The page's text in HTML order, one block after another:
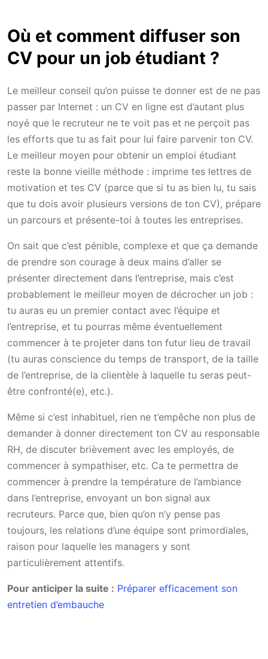
Où et comment diffuser son
CV pour un job étudiant ?
Le meilleur conseil qu’on puisse te donner est de ne pas
passer par Internet : un CV en ligne est d’autant plus
noyé que le recruteur ne te voit pas et ne perçoit pas
les efforts que tu as fait pour lui faire parvenir ton CV.
Le meilleur moyen pour obtenir un emploi étudiant
reste la bonne vieille méthode : imprime tes lettres de
motivation et tes CV (parce que si tu as bien lu, tu sais
que tu dois avoir plusieurs versions de ton CV), prépare
un parcours et présente-toi à toutes les entreprises.
On sait que c’est pénible, complexe et que ça demande
de prendre son courage à deux mains d’aller se
présenter directement dans l’entreprise, mais c’est
probablement le meilleur moyen de décrocher un job :
tu auras eu un premier contact avec l’équipe et
l’entreprise, et tu pourras même éventuellement
commencer à te projeter dans ton futur lieu de travail
(tu auras conscience du temps de transport, de la taille
de l’entreprise, de la clientèle à laquelle tu seras peut-
être confronté(e), etc.).
Même si c’est inhabituel, rien ne t’empêche non plus de
demander à donner directement ton CV au responsable
RH, de discuter brièvement avec les employés, de
commencer à sympathiser, etc. Ca te permettra de
commencer à prendre la température de l’ambiance
dans l’entreprise, envoyant un bon signal aux
recruteurs. Parce que, bien qu’on n’y pense pas
toujours, les relations d’une équipe sont primordiales,
raison pour laquelle les managers y sont
particulièrement attentifs.
Pour anticiper la suite : Préparer efficacement son
entretien d’embauche